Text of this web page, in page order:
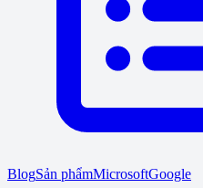
BlogSản phẩmMicrosoftGoogle